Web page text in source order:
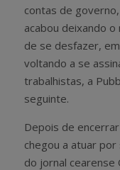
contas de
acabou deixando
de se desfazer,
voltando a se
trabalhistas, a
seguinte.
Depois de
chegou a atuar
do jornal cearense